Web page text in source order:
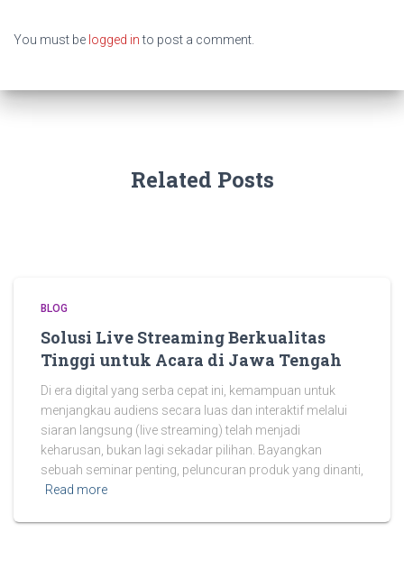
You must be logged into post a comment.
Related Posts
BLOG
Solusi Live Streaming Berkualitas
Tinggi untuk Acara di Jawa Tengah
Di era digital yang serba cepat ini, kemampuan untuk
menjangkau audiens secara luas dan interaktif melalui
siaran langsung (live streaming) telah menjadi
keharusan, bukan lagi sekadar pilihan. Bayangkan
sebuah seminar penting, peluncuran produk yang dinanti,
Read more